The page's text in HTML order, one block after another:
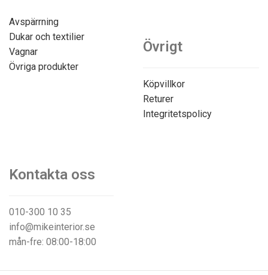
Avspärrning
Dukar och textilier
Vagnar
Övriga produkter
Övrigt
Köpvillkor
Returer
Integritetspolicy
Kontakta oss
010-300 10 35
info@mikeinterior.se
mån-fre: 08:00-18:00